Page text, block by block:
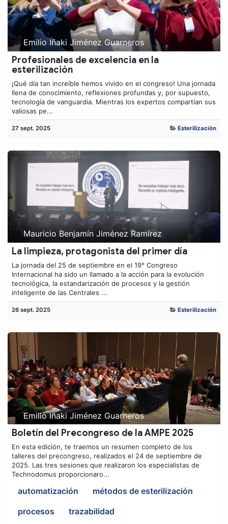
Emilio Iñaki Jiménez Guarneros
Profesionales de excelencia en la
esterilización
¡Qué día tan increíble hemos vivido en el congreso! Una jornada
llena de conocimiento, reflexiones profundas y, por supuesto,
tecnología de vanguardia. Mientras los expertos compartían sus
valiosas pe...
27 sept. 2025 Esterilización
Mauricio Benjamín Jiménez Ramírez
La limpieza, protagonista del primer día
La jornada del 25 de septiembre en el 19° Congreso
Internacional ha sido un llamado a la acción para la evolución
tecnológica, la estandarización de procesos y la gestión
inteligente de las Centrales ...
26 sept. 2025 Esterilización
Emilio Iñaki Jiménez Guarneros
Boletín del Precongreso de la AMPE 2025
En esta edición, te traemos un resumen completo de los
talleres del precongreso, realizados el 24 de septiembre de
2025. Las tres sesiones que realizaron los especialistas de
Technodomus proporcionaro...
automatización
métodos de esterilización
procesos
trazabilidad